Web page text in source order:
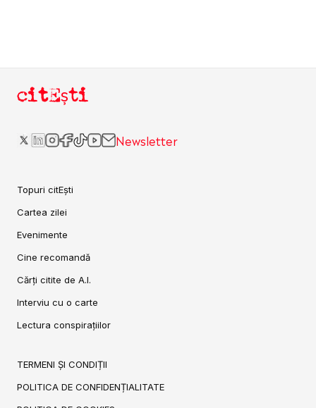
citEști
Newsletter
Topuri citEști
Cartea zilei
Evenimente
Cine recomandă
Cărți citite de A.I.
Interviu cu o carte
Lectura conspirațiilor
TERMENI ȘI CONDIȚII
POLITICA DE CONFIDENȚIALITATE